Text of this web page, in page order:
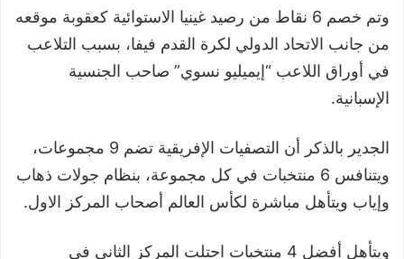
وتم خصم 6 نقاط من رصيد غينيا الاستوائية كعقوبة موقعه
من جانب الاتحاد الدولي لكرة القدم فيفا، بسبب التلاعب
في أوراق اللاعب “إيميليو نسوي” صاحب الجنسية
الإسبانية.
الجدير بالذكر أن التصفيات الإفريقية تضم 9 مجموعات،
ويتنافس 6 منتخبات في كل مجموعة، بنظام جولات ذهاب
وإياب ويتأهل مباشرة لكأس العالم أصحاب المركز الاول.
ويتأهل أفضل 4 منتخبات احتلت المركز الثاني في